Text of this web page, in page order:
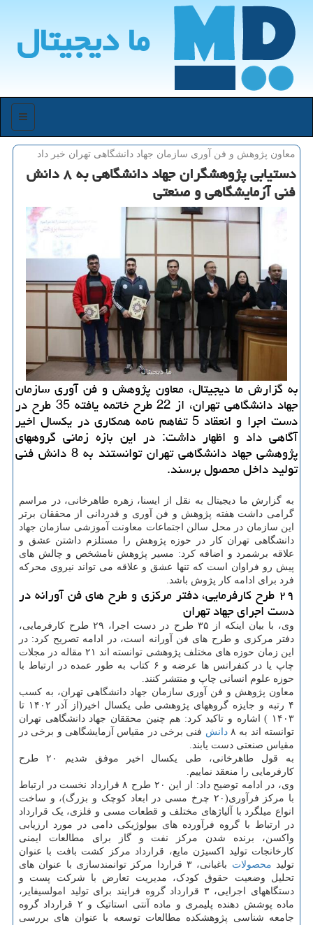
ما دیجیتال
منو
معاون پژوهش و فن آوری سازمان جهاد دانشگاهی تهران خبر داد
دستیابی پژوهشگران جهاد دانشگاهی به ۸ دانش
فنی آزمایشگاهی و صنعتی
به گزارش ما دیجیتال، معاون پژوهش و فن آوری سازمان
جهاد دانشگاهی تهران، از 22 طرح خاتمه یافته 35 طرح در
دست اجرا و انعقاد 5 تفاهم نامه همکاری در یکسال اخیر
آگاهی داد و اظهار داشت: در این بازه زمانی گروههای
پژوهشی جهاد دانشگاهی تهران توانستند به 8 دانش فنی
تولید داخل محصول برسند.
به گزارش ما دیجیتال به نقل از ایسنا، زهره طاهرخانی، در مراسم
گرامی داشت هفته پژوهش و فن آوری و قدردانی از محققان برتر
این سازمان در محل سالن اجتماعات معاونت آموزشی سازمان جهاد
دانشگاهی تهران کار در حوزه پژوهش را مستلزم داشتن عشق و
علاقه برشمرد و اضافه کرد: مسیر پژوهش نامشخص و چالش های
پیش رو فراوان است که تنها عشق و علاقه می تواند نیروی محرکه
فرد برای ادامه کار پژوش باشد.
۲۹ طرح کارفرمایی، دفتر مرکزی و طرح های فن آورانه در
دست اجرای جهاد تهران
وی، با بیان اینکه از ۳۵ طرح در دست اجرا، ۲۹ طرح کارفرمایی،
دفتر مرکزی و طرح های فن آورانه است، در ادامه تصریح کرد: در
این زمان حوزه های مختلف پژوهشی توانسته اند ۲۱ مقاله در مجلات
چاپ یا در کنفرانس ها عرضه و ۶ کتاب به طور عمده در ارتباط با
حوزه علوم انسانی چاپ و منتشر کنند.
معاون پژوهش و فن آوری سازمان جهاد دانشگاهی تهران، به کسب
۴ رتبه و جایزه گروههای پژوهشی طی یکسال اخیر(از آذر ۱۴۰۲ تا
۱۴۰۳ ) اشاره و تاکید کرد: هم چنین محققان جهاد دانشگاهی تهران
توانسته اند به ۸
دانش فنی برخی در مقیاس آزمایشگاهی و برخی در
مقیاس صنعتی دست یابند.
به قول طاهرخانی، طی یکسال اخیر موفق شدیم ۲۰ طرح
کارفرمایی را منعقد نماییم.
وی، در ادامه توضیح داد: از این ۲۰ طرح ۸ قرارداد نخست در ارتباط
با مرکز فرآوری(۲۰ چرخ مسی در ابعاد کوچک و بزرگ)، و ساخت
انواع میلگرد با آلیاژهای مختلف و قطعات مسی و فلزی، یک قرارداد
در ارتباط با گروه فرآورده های بیولوژیکی دامی در مورد ارزیابی
واکسن، برنده شدن مرکز نفت و گاز برای مطالعات ایمنی
کارخانجات تولید اکسیژن مایع، قرارداد مرکز کشت بافت با عنوان
تولید محصولات
باغبانی، ۳ قراردا مرکز توانمندسازی با عنوان های
تحلیل وضعیت حقوق کودک، مدیریت تعارض با شرکت پست و
دستگاههای اجرایی، ۳ قرارداد گروه فرایند برای تولید امولسیفایر،
ماده پوشش دهنده پلیمری و ماده آنتی استاتیک و ۲ قرارداد گروه
جامعه شناسی پژوهشکده مطالعات توسعه با عنوان های بررسی